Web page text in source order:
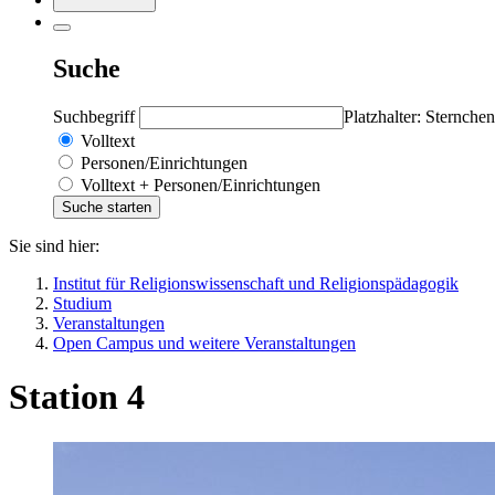
Suche
Suchbegriff
Platzhalter:
Volltext
Personen/Einrichtungen
Volltext + Personen/Einrichtungen
Sie sind hier:
Institut für Religionswissenschaft und Religionspädagogik
Studium
Veranstaltungen
Open Campus und weitere Veranstaltungen
Station 4